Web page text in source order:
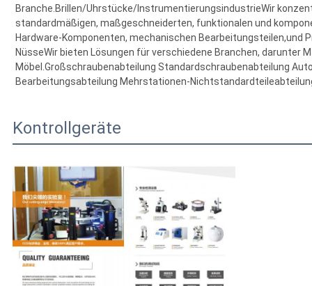
Branche.Brillen/Uhrstücke/InstrumentierungsindustrieWir
standardmäßigen, maßgeschneiderten, funktionalen und
Hardware-Komponenten, mechanischen Bearbeitungsteilen,und
NüsseWir bieten Lösungen für verschiedene Branchen, darunter
Möbel.Großschraubenabteilung Standardschraubenabteilung
Bearbeitungsabteilung Mehrstationen-
Kontrollgeräte